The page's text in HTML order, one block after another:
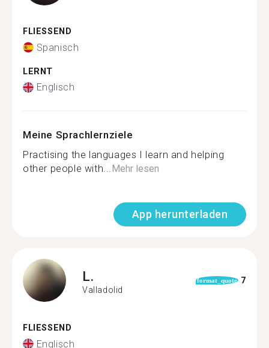
FLIESSEND
Spanisch
LERNT
Englisch
Meine Sprachlernziele
Practising the languages I learn and helping
other people with...Mehr lesen
App herunterladen
L.
Valladolid
format_quote 7
FLIESSEND
Englisch